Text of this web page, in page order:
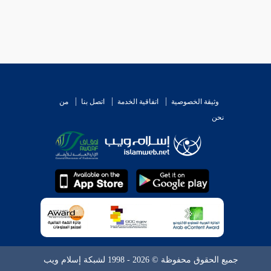
وثيقة الخصوصية اتفاقية الخدمة اتصل بنا
من
نحن
جميع الحقوق محفوظة © 2026 - 1998 لشبكة إسلام ويب